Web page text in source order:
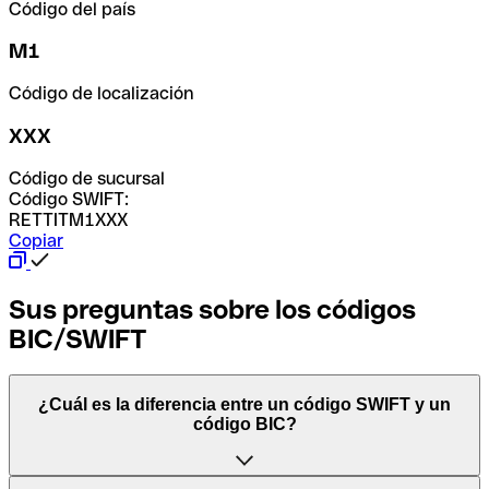
Código del país
M1
Código de localización
XXX
Código de sucursal
Código SWIFT:
RETTITM1XXX
Copiar
Sus preguntas sobre los códigos
BIC/SWIFT
¿Cuál es la diferencia entre un código SWIFT y un
código BIC?